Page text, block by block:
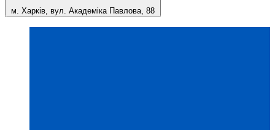
м. Харків, вул. Академіка Павлова, 88